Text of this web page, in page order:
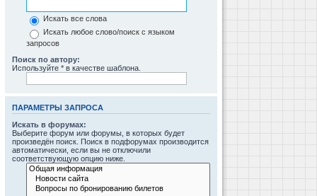
Искать все слова
Искать любое слово/поиск с языком
запросов
Поиск по автору:
Используйте * в качестве шаблона.
ПАРАМЕТРЫ ЗАПРОСА
Искать в форумах:
Выберите форум или форумы, в которых будет
произведён поиск. Поиск в подфорумах производится
автоматически, если вы не отключили
соответствующую опцию ниже.